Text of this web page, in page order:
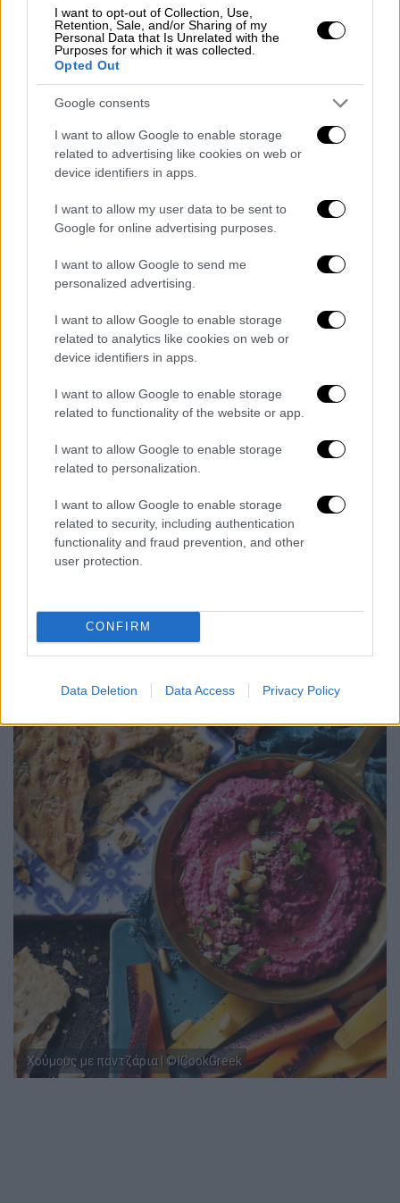
I want to opt-out of Collection, Use,
Retention, Sale, and/or Sharing of my
Personal Data that Is Unrelated with the
Purposes for which it was collected.
Opted Out
Google consents
I want to allow Google to enable storage
related to advertising like cookies on web or
device identifiers in apps.
I want to allow my user data to be sent to
Google for online advertising purposes.
I want to allow Google to send me
personalized advertising.
I want to allow Google to enable storage
related to analytics like cookies on web or
device identifiers in apps.
I want to allow Google to enable storage
related to functionality of the website or app.
I want to allow Google to enable storage
related to personalization.
I want to allow Google to enable storage
related to security, including authentication
functionality and fraud prevention, and other
user protection.
CONFIRM
Data Deletion Data Access Privacy Policy
μικρότερα κομμάτια. Σοτάρετε στο
ελαιόλαδο για λίγα λεπτά τα κρεμμύδια με τα
καρότα, ρίχνετε στη συνέχεια στην
κατσαρόλα τα βρασμένα ρεβίθια, το κάρι, τις
ντομάτες, 1 κουταλάκι του γλυκού αλάτι και
μαγειρεύετε το φαγητό σε μέτρια ένταση για
25 λεπτά. Σερβίρετε με το ρύζι μπασμάτι.
Μπιφτέκια οσπρίων | ©ICookGreek
Συνταγή για μπιφτέκια οσπρίων στον
φούρνο
Συνταγή για ψητά νηστίσιμα και vegan
μπιφτέκια φτιαγμενα από μείγμα φακής,
μπέργκερ, σε στρογγυλό ψωμάκι με μαρούλι,
ροδέλες φρέσκιας ντομάτας, κρεμμυδιού,
Χούμους με παντζάρια | ©ICookGreek